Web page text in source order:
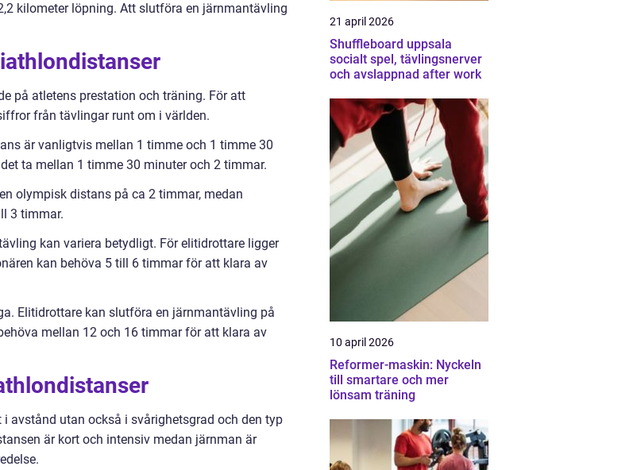
kilometer löpning. Att slutföra en järnmantävling
på atletens prestation och träning. För att
från tävlingar runt om i världen.
är vanligtvis mellan 1 timme och 1 timme 30
ta mellan 1 timme 30 minuter och 2 timmar.
olympisk distans på ca 2 timmar, medan
3 timmar.
kan variera betydligt. För elitidrottare ligger
kan behöva 5 till 6 timmar för att klara av
Elitidrottare kan slutföra en järnmantävling på
mellan 12 och 16 timmar för att klara av
avstånd utan också i svårighetsgrad och den typ
är kort och intensiv medan järnman är
21 april 2026
Shuffleboard uppsala
socialt spel, tävlingsnerver
och avslappnad after work
10 april 2026
Reformer-maskin: Nyckeln
till smartare och mer
lönsam träning